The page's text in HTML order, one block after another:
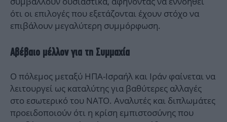
ότι οι επιλογές που εξετάζονται έχουν στόχο να
επιβάλουν μεγαλύτερη συμμόρφωση.
Αβέβαιο μέλλον για τη Συμμαχία
Ο πόλεμος μεταξύ ΗΠΑ-Ισραήλ και Ιράν φαίνεται να
λειτουργεί ως καταλύτης για βαθύτερες αλλαγές
στο εσωτερικό του ΝΑΤΟ. Αναλυτές και διπλωμάτες
προειδοποιούν ότι η κρίση εμπιστοσύνης που